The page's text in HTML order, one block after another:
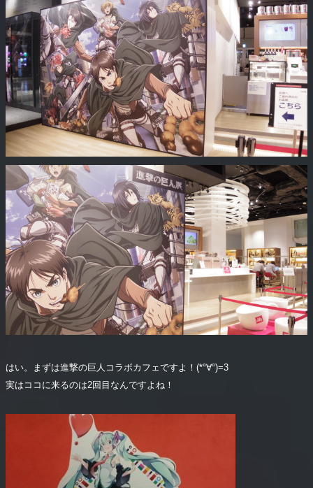
はい。まずは進撃の巨人コラボカフェですよ！(*°∀°)=3
実はココに来るのは2回目なんですよね！